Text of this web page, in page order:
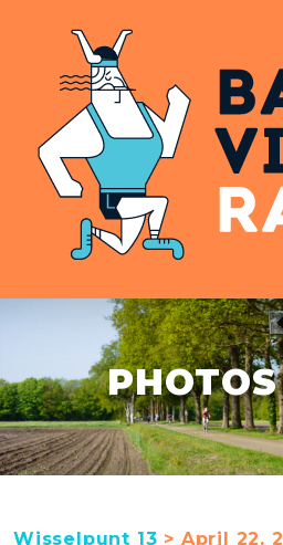
Wisselpunt 13 > April 22,